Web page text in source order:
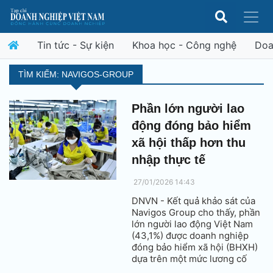
Tin tức - Sự kiện Khoa học - Công nghệ
TÌM KIẾM: NAVIGOS-GROUP
Phần lớn người lao
động đóng bảo hiểm
xã hội thấp hơn thu
nhập thực tế
27/01/2026 14:43
DNVN - Kết quả khảo sát của
Navigos Group cho thấy, phần
lớn người lao động Việt Nam
(43,1%) được doanh nghiệp
đóng bảo hiểm xã hội (BHXH)
dựa trên một mức lương cố